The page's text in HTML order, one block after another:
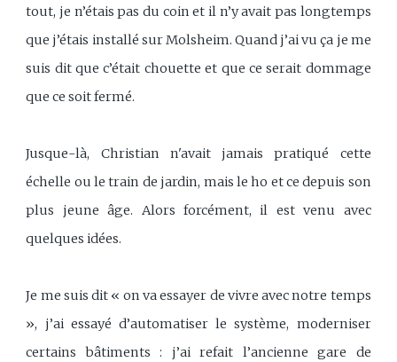
tout, je n’étais pas du coin et il n’y avait pas longtemps
que j’étais installé sur Molsheim. Quand j’ai vu ça je me
suis dit que c’était chouette et que ce serait dommage
que ce soit fermé.
Jusque-là, Christian n'avait jamais pratiqué cette
échelle ou le train de jardin, mais le ho et ce depuis son
plus jeune âge. Alors forcément, il est venu avec
quelques idées.
Je me suis dit « on va essayer de vivre avec notre temps
», j’ai essayé d’automatiser le système, moderniser
certains bâtiments : j’ai refait l’ancienne gare de